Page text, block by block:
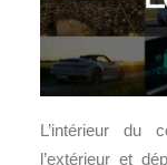
L’intérieur du
l’extérieur et